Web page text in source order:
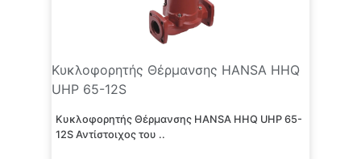
Κυκλοφορητής Θέρμανσης HANSA HHQ
UHP 65-12S
Κυκλοφορητής Θέρμανσης HANSA HHQ UHP 65-
12S Αντίστοιχος του ..